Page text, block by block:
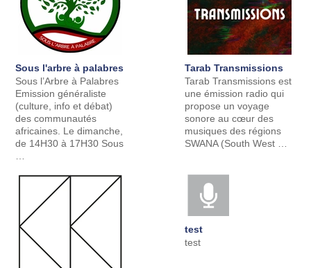
Sous l'arbre à palabres
Sous l’Arbre à Palabres
Emission généraliste
(culture, info et débat)
des communautés
africaines. Le dimanche,
de 14H30 à 17H30 Sous
Tarab Transmissions
Tarab Transmissions est
une émission radio qui
propose un voyage
sonore au cœur des
musiques des régions
SWANA (South West …
test
test